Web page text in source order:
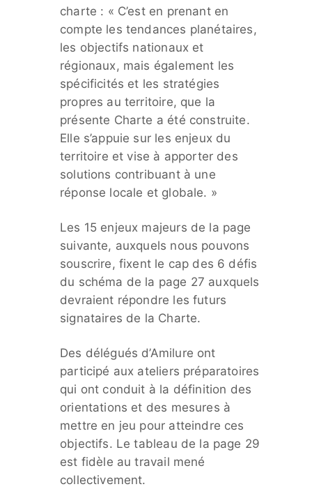
charte : « C’est en prenant en
compte les tendances planétaires,
les objectifs nationaux et
régionaux, mais également les
spécificités et les stratégies
propres au territoire, que la
présente Charte a été construite.
Elle s’appuie sur les enjeux du
territoire et vise à apporter des
solutions contribuant à une
réponse locale et globale. »
Les 15 enjeux majeurs de la page
suivante, auxquels nous pouvons
souscrire, fixent le cap des 6 défis
du schéma de la page 27 auxquels
devraient répondre les futurs
signataires de la Charte.
Des délégués d’Amilure ont
participé aux ateliers préparatoires
qui ont conduit à la définition des
orientations et des mesures à
mettre en jeu pour atteindre ces
objectifs. Le tableau de la page 29
est fidèle au travail mené
collectivement.